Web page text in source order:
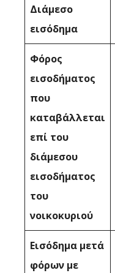
Διάμεσο
εισόδημα
Φόρος
εισοδήματος
που
καταβάλλεται
επί του
διάμεσου
εισοδήματος
του
νοικοκυριού
Εισόδημα μετά
φόρων με